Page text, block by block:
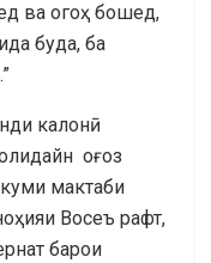
ва огоҳ бошед,
буда, ба
калонӣ
оғоз
мактаби
Восеъ рафт,
барои